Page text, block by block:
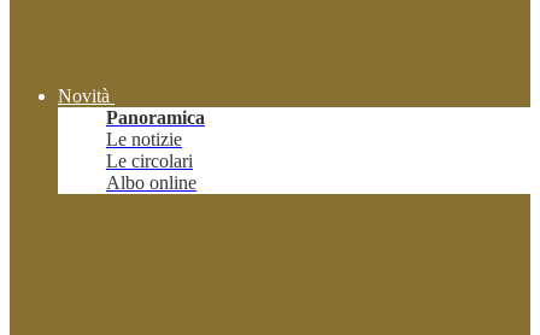
Novità
Panoramica
Le notizie
Le circolari
Albo online